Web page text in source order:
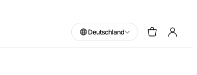
Deutschland